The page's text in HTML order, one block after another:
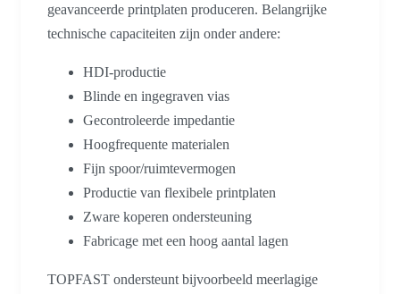
geavanceerde printplaten produceren. Belangrijke
technische capaciteiten zijn onder andere:
HDI-productie
Blinde en ingegraven vias
Gecontroleerde impedantie
Hoogfrequente materialen
Fijn spoor/ruimtevermogen
Productie van flexibele printplaten
Zware koperen ondersteuning
Fabricage met een hoog aantal lagen
TOPFAST ondersteunt bijvoorbeeld meerlagige